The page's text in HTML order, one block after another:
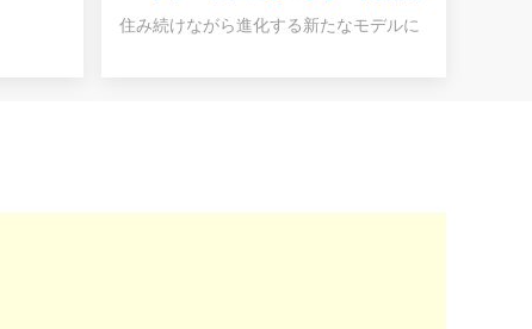
住み続けながら進化する新たなモデルに